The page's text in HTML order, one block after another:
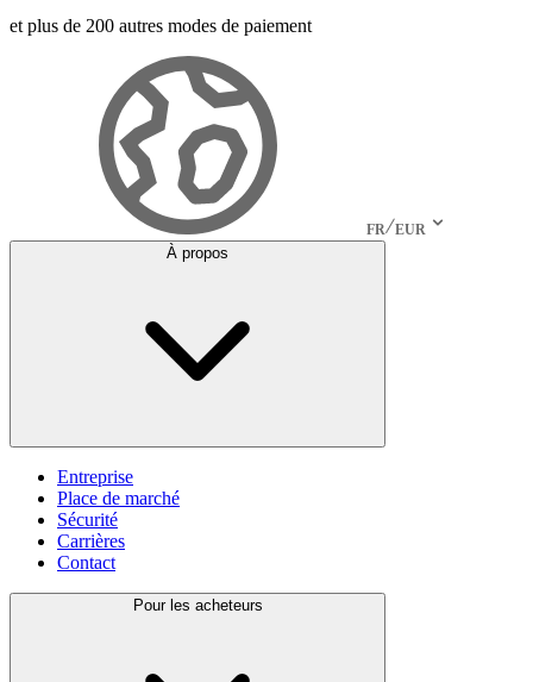
et plus de 200 autres modes de paiement
FR EUR
À propos
Entreprise
Place de marché
Sécurité
Carrières
Contact
Pour les acheteurs